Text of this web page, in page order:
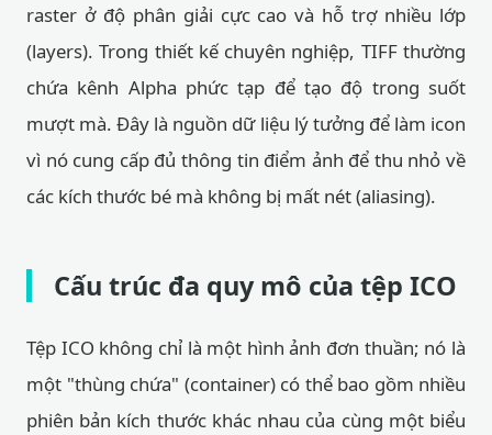
raster ở độ phân giải cực cao và hỗ trợ nhiều lớp
(layers). Trong thiết kế chuyên nghiệp, TIFF thường
chứa kênh Alpha phức tạp để tạo độ trong suốt
mượt mà. Đây là nguồn dữ liệu lý tưởng để làm icon
vì nó cung cấp đủ thông tin điểm ảnh để thu nhỏ về
các kích thước bé mà không bị mất nét (aliasing).
Cấu trúc đa quy mô của tệp ICO
Tệp ICO không chỉ là một hình ảnh đơn thuần; nó là
một "thùng chứa" (container) có thể bao gồm nhiều
phiên bản kích thước khác nhau của cùng một biểu